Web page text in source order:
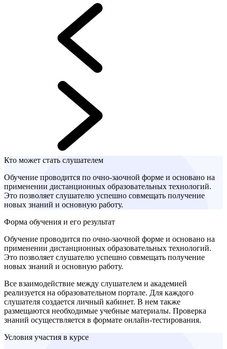
Кто может стать слушателем
Обучение проводится по очно-заочной форме и основано на
применении дистанционных образовательных технологий.
Это позволяет слушателю успешно совмещать получение
новых знаний и основную работу.
Форма обучения и его результат
Обучение проводится по очно-заочной форме и основано на
применении дистанционных образовательных технологий.
Это позволяет слушателю успешно совмещать получение
новых знаний и основную работу.
Все взаимодействие между слушателем и академией
реализуется на образовательном портале. Для каждого
слушателя создается личный кабинет. В нем также
размещаются необходимые учебные материалы. Проверка
знаний осуществляется в формате онлайн-тестирования.
Условия участия в курсе